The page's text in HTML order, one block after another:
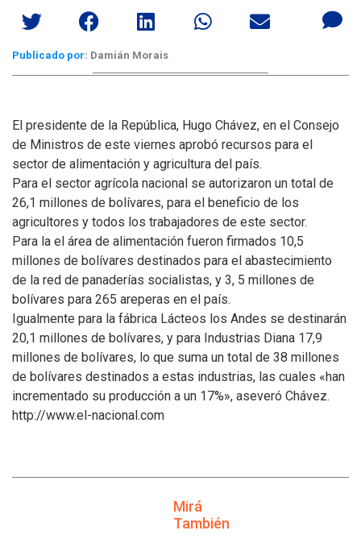
Publicado por: Damián Morais
El presidente de la República, Hugo Chávez, en el Consejo
de Ministros de este viernes aprobó recursos para el
sector de alimentación y agricultura del país.
Para el sector agrícola nacional se autorizaron un total de
26,1 millones de bolívares, para el beneficio de los
agricultores y todos los trabajadores de este sector.
Para la el área de alimentación fueron firmados 10,5
millones de bolívares destinados para el abastecimiento
de la red de panaderías socialistas, y 3, 5 millones de
bolívares para 265 areperas en el país.
Igualmente para la fábrica Lácteos los Andes se destinarán
20,1 millones de bolívares, y para Industrias Diana 17,9
millones de bolívares, lo que suma un total de 38 millones
de bolívares destinados a estas industrias, las cuales «han
incrementado su producción a un 17%», aseveró Chávez.
http://www.el-nacional.com
Mirá
También